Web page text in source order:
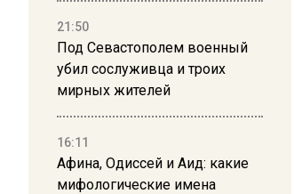
21:50
Под Севастополем военный
убил сослуживца и троих
мирных жителей
16:11
Афина, Одиссей и Аид: какие
мифологические имена